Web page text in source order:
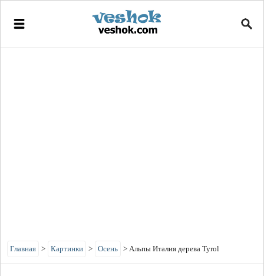
Главная > Картинки > Осень > Альпы Италия дерева Tyrol